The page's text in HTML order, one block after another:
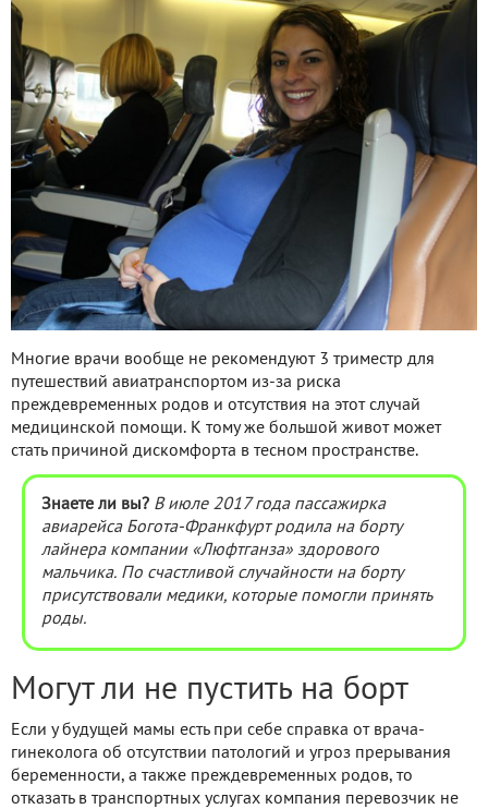
Многие врачи вообще не рекомендуют 3 триместр для
путешествий авиатранспортом из-за риска
преждевременных родов и отсутствия на этот случай
медицинской помощи. К тому же большой живот может
стать причиной дискомфорта в тесном пространстве.
Знаете ли вы? В июле 2017 года пассажирка
авиарейса Богота-Франкфурт родила на борту
лайнера компании «Люфтганза» здорового
мальчика. По счастливой случайности на борту
присутствовали медики, которые помогли принять
роды.
Могут ли не пустить на борт
Если у будущей мамы есть при себе справка от врача-
гинеколога об отсутствии патологий и угроз прерывания
беременности, а также преждевременных родов, то
отказать в транспортных услугах компания перевозчик не